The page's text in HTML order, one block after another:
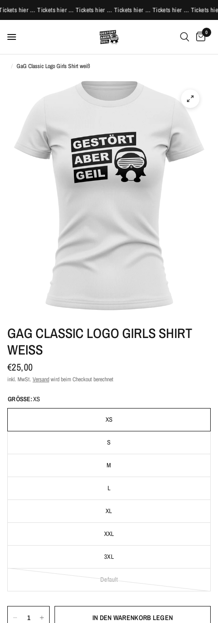
hier … Tickets hier … Tickets hier … Tickets hier … Tickets hier … Tickets
0
/ GaG Classic Logo Girls Shirt weiß
GAG CLASSIC LOGO GIRLS SHIRT
WEISS
€25,00
inkl. MwSt. Versandwird beim Checkout berechnet
GRÖSSE:XS
XS
S
M
L
XL
XXL
3XL
Default
IN DEN WARENKORB LEGEN